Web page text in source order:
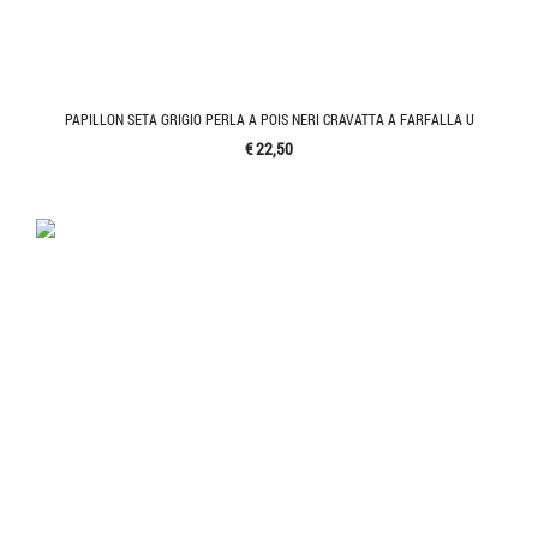
PAPILLON SETA GRIGIO PERLA A POIS NERI CRAVATTA A FARFALLA U
€ 22,50